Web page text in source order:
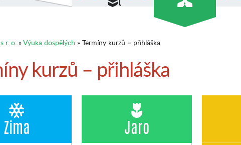
r. o. »Výuka dospělých » Termíny kurzů – přihláška
kurzů – přihláška
Zima Jaro